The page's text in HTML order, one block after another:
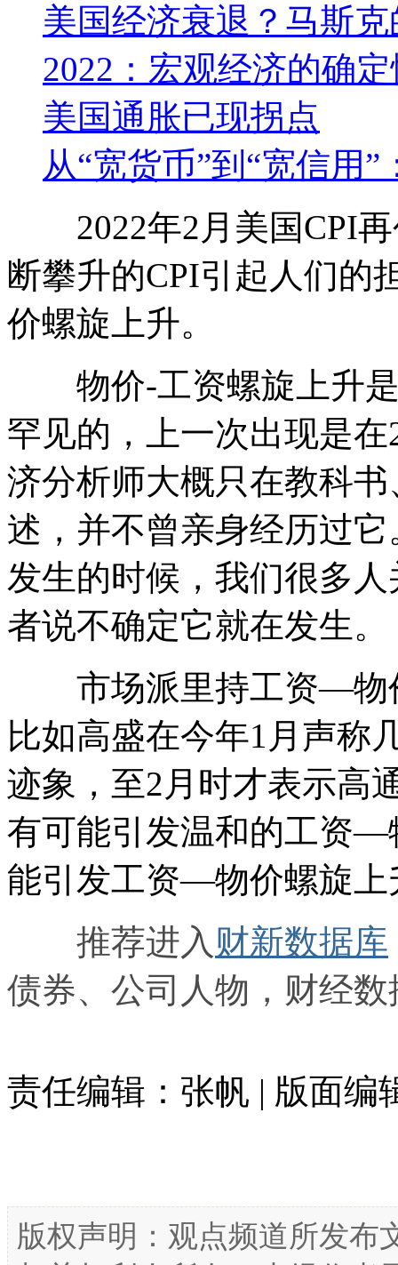
美国经济衰退？马斯
2022：宏观经济的确
美国通胀已现拐点
从“宽货币”到“宽信用
2022年2月美国CPI再
断攀升的CPI引起人们
价螺旋上升。
物价-工资螺旋上升是
罕见的，上一次出现是
济分析师大概只在教科
述，并不曾亲身经历过
发生的时候，我们很多
者说不确定它就在发生。
市场派里持工资—物
比如高盛在今年1月声称
迹象，至2月时才表示高
有可能引发温和的工资—
能引发工资—物价螺旋上
推荐进入 财新数据库
债券、公司人物，财经
责任编辑：张帆 | 版面编
版权声明：观点频道所发布